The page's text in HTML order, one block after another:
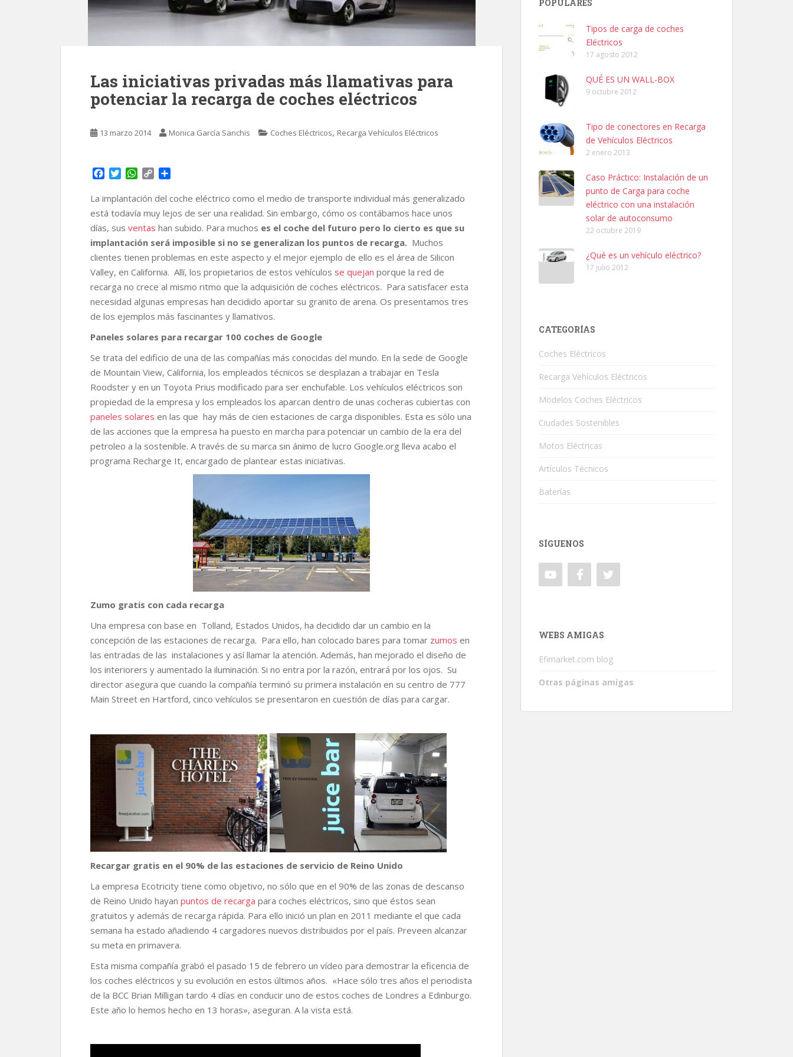
Las iniciativas privadas más llamativas para
potenciar la recarga de coches eléctricos
13 marzo 2014 Monica García Sanchis Coches Eléctricos, Recarga Vehículos Eléctricos
c
e
b
o
o
k
i
t
t
e
r
W
a
t
s
A
p
p
p
y
L
i
n
k
m
p
a
r
t
i
La implantación del coche eléctrico como el medio de transporte individual más generalizado
está todavía muy lejos de ser una realidad. Sin embargo, cómo os contábamos hace unos
días, sus ventas han subido. Para muchos es el coche del futuro pero lo cierto es que su
implantación será imposible si no se generalizan los puntos de recarga. Muchos
clientes tienen problemas en este aspecto y el mejor ejemplo de ello es el área de Silicon
Valley, en California. Allí, los propietarios de estos vehículos se quejan porque la red de
recarga no crece al mismo ritmo que la adquisición de coches eléctricos. Para satisfacer esta
necesidad algunas empresas han decidido aportar su granito de arena. Os presentamos tres
de los ejemplos más fascinantes y llamativos.
Paneles solares para recargar 100 coches de Google
Se trata del edificio de una de las compañías más conocidas del mundo. En la sede de Google
de Mountain View, California, los empleados técnicos se desplazan a trabajar en Tesla
Roodster y en un Toyota Prius modificado para ser enchufable. Los vehículos eléctricos son
propiedad de la empresa y los empleados los aparcan dentro de unas cocheras cubiertas con
paneles solares en las que hay más de cien estaciones de carga disponibles. Esta es sólo una
de las acciones que la empresa ha puesto en marcha para potenciar un cambio de la era del
petroleo a la sostenible. A través de su marca sin ánimo de lucro Google.org lleva acabo el
programa Recharge It, encargado de plantear estas iniciativas.
Zumo gratis con cada recarga
Una empresa con base en Tolland, Estados Unidos, ha decidido dar un cambio en la
concepción de las estaciones de recarga. Para ello, han colocado bares para tomar zumos en
las entradas de las instalaciones y así llamar la atención. Además, han mejorado el diseño de
los interiorers y aumentado la iluminación. Si no entra por la razón, entrará por los ojos. Su
director asegura que cuando la compañía terminó su primera instalación en su centro de 777
Main Street en Hartford, cinco vehículos se presentaron en cuestión de días para cargar.
Recargar gratis en el 90% de las estaciones de servicio de Reino Unido
La empresa Ecotricity tiene como objetivo, no sólo que en el 90% de las zonas de descanso
de Reino Unido hayan puntos de recarga para coches eléctricos, sino que éstos sean
gratuitos y además de recarga rápida. Para ello inició un plan en 2011 mediante el que cada
semana ha estado añadiendo 4 cargadores nuevos distribuidos por el país. Preveen alcanzar
su meta en primavera.
Esta misma compañía grabó el pasado 15 de febrero un vídeo para demostrar la eficencia de
los coches eléctricos y su evolución en estos últimos años. «Hace sólo tres años el periodista
de la BCC Brian Milligan tardo 4 días en conducir uno de estos coches de Londres a Edinburgo.
Este año lo hemos hecho en 13 horas», aseguran. A la vista está.
POPULARES
Tipos de carga de coches
Eléctricos
17 agosto 2012
QUÉ ES UN WALL-BOX
9 octubre 2012
Tipo de conectores en Recarga
de Vehículos Eléctricos
2 enero 2013
Caso Práctico: Instalación de un
punto de Carga para coche
eléctrico con una instalación
solar de autoconsumo
22 octubre 2019
¿Qué es un vehículo eléctrico?
17 julio 2012
CATEGORÍAS
Coches Eléctricos
Recarga Vehículos Eléctricos
Modelos Coches Eléctricos
Ciudades Sostenibles
Motos Eléctricas
Artículos Técnicos
Baterías
SÍGUENOS
WEBS AMIGAS
Efimarket.com blog
Otras páginas amigas